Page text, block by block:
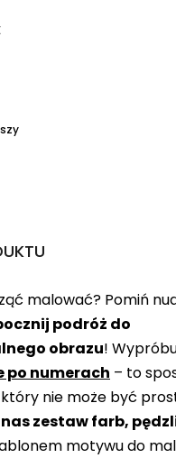
malować? Pomiń
podróż do
obrazu!
po numerach – to
nie może być
zestaw farb,
motywu do